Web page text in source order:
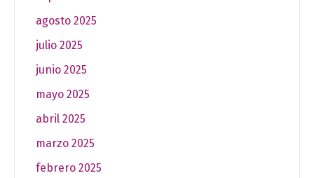
agosto 2025
julio 2025
junio 2025
mayo 2025
abril 2025
marzo 2025
febrero 2025